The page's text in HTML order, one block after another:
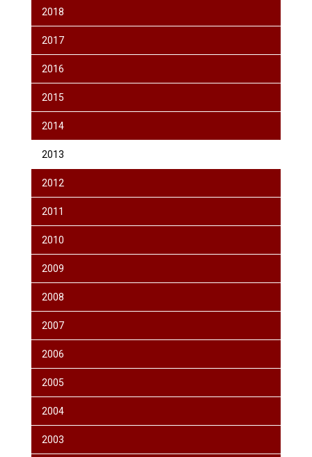
2018
2017
2016
2015
2014
2013
2012
2011
2010
2009
2008
2007
2006
2005
2004
2003